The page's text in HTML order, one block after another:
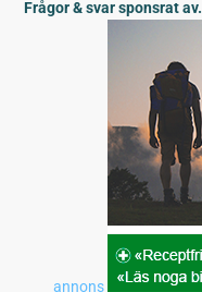
Frågor & svar sponsrat
annons